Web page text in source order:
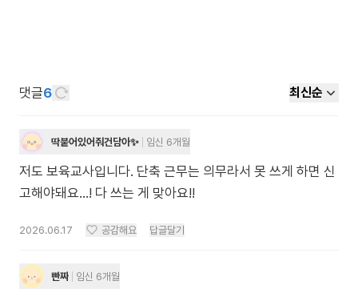
댓글6 최신순
딱붙어있어줘건담아✨ 임신 6개월
저도 보육교사입니다. 단축 근무는 의무라서 못 쓰게 하면 신
고해야돼요...! 다 쓰는 게 맞아요!!
2026.06.17 공감해요 답글달기
빤짜 임신 6개월